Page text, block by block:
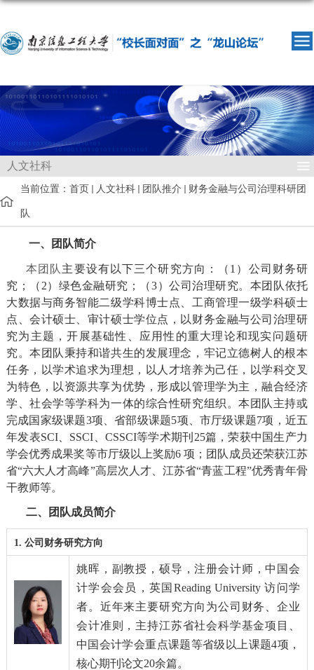
人文社科
当前位置： 首页 人文社科 团队推介 财务金融与公司治理科研团
队
一、团队简介
本团队 主要设有以下三个研究方向：（ 1 ） 公司财务研
究；（ 2）绿色金融研究；（3）公司治理研究。 本团队依托
大数据与商务智能二级学科博士点、工商管理一级学科硕士
点、会计硕士、审计硕士学位点，以财务金融与公司治理研
究为主题，开展基础性、应用性的重大理论和现实问题研
究。本团队秉持和谐共生的发展理念，牢记立德树人的根本
任务，以学术追求为理想，以人才培养为己任，以学科交叉
为特色，以资源共享为优势，形成以管理学为主，融合经济
学、社会学等学科为一体的综合性研究组织。本团队主持或
完成国家级课题3项、省部级课题5项、市厅级课题7项，近五
年发表SCI、 SSCI CSSCI等学术期刊 25篇，荣获中国生产力
学会优秀成果奖等市厅级以上奖励6项；团队成员还荣获江苏
省“六大人才高峰”高层次人才、江苏省“青蓝工程”优秀青年骨
干教师等。
二、团队成员简介
1. 公司财务研究方向
姚晖 ，副教授，硕导，注册会计师，中国会
计学会会员，英国 Reading University访问学
者。近年来主要研究方向为公司财务、企业
会计准则，主持江苏省社会科学基金项目、
中国会计学会重点课题等省级以上课题4项，
核心期刊论文20余篇。